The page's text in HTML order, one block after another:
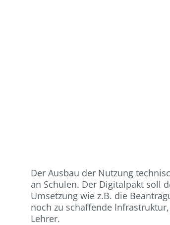
Der Ausbau der Nutzung
an Schulen. Der Digitalpakt soll
Umsetzung wie z.B. die
noch zu schaffende
Lehrer.